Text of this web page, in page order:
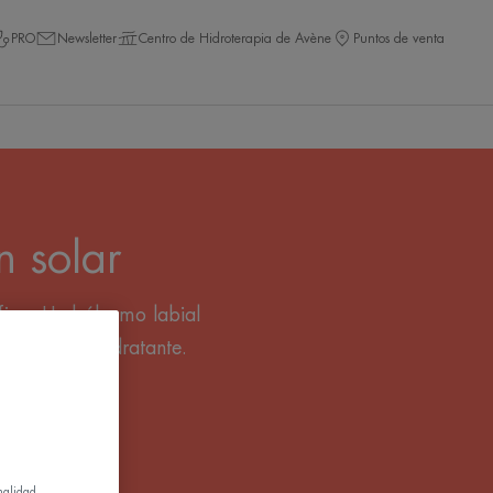
PRO Newsletter Centro de Hidroterapia de Avène Puntos de venta
solar
Un bálsamo labial
un stick hidratante.